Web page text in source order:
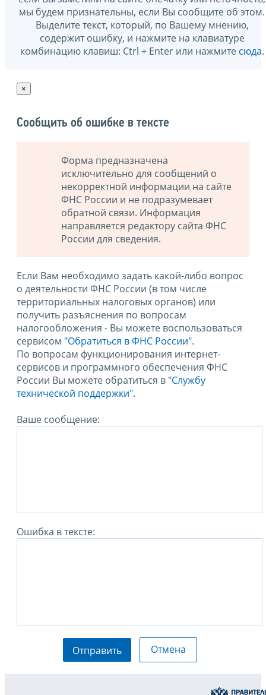
мы будем признательны, если Вы сообщите об этом.
Выделите текст, который, по Вашему мнению,
содержит ошибку, и нажмите на клавиатуре
комбинацию клавиш: Ctrl + Enter или нажмите сюда.
×
Сообщить об ошибке в тексте
Форма предназначена
исключительно для сообщений о
некорректной информации на сайте
ФНС России и не подразумевает
обратной связи. Информация
направляется редактору сайта ФНС
России для сведения.
Если Вам необходимо задать какой-либо вопрос
о деятельности ФНС России (в том числе
территориальных налоговых органов) или
получить разъяснения по вопросам
налогообложения - Вы можете воспользоваться
сервисом "Обратиться в ФНС России".
По вопросам функционирования интернет-
сервисов и программного обеспечения ФНС
России Вы можете обратиться в "Службу
технической поддержки".
Ваше сообщение:
Ошибка в тексте:
Отправить Отмена